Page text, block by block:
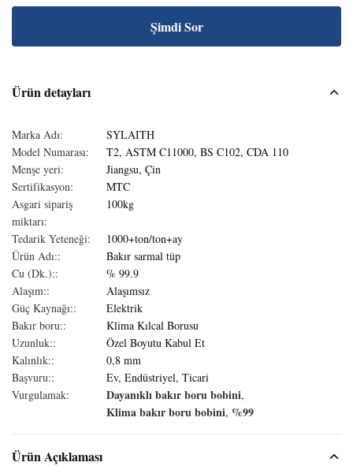
Şimdi Sor
Ürün detayları
Marka Adı:
SYLAITH
Model Numarası:
T2, ASTM C11000, BS C102, CDA 110
Menşe yeri:
Jiangsu, Çin
Sertifikasyon:
MTC
Asgari sipariş
miktarı:
100kg
Tedarik Yeteneği:
1000+ton/ton+ay
Ürün Adı::
Bakır sarmal tüp
Cu (Dk.)::
% 99.9
Alaşım::
Alaşımsız
Güç Kaynağı::
Elektrik
Bakır boru::
Klima Kılcal Borusu
Uzunluk::
Özel Boyutu Kabul Et
Kalınlık::
0,8 mm
Başvuru::
Ev, Endüstriyel, Ticari
Vurgulamak:
Dayanıklı bakır boru bobini,
Klima bakır boru bobini, %99
Ürün Açıklaması